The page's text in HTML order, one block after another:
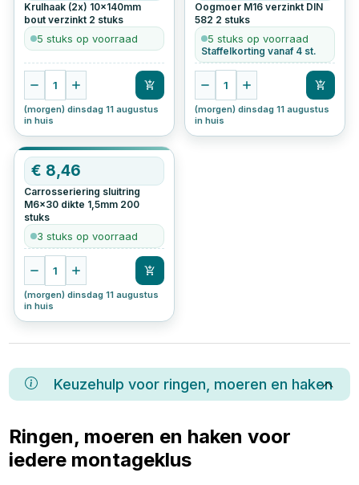
Krulhaak (2x) 10x140mm
bout verzinkt 2 stuks
5 stuks op voorraad
1
(morgen) dinsdag 11 augustus
in huis
Oogmoer M16 verzinkt DIN
582 2 stuks
5 stuks op voorraad
Staffelkorting vanaf 4 st.
1
(morgen) dinsdag 11 augustus
in huis
€ 8,46
Carrosseriering sluitring
M6x30 dikte 1,5mm 200
stuks
3 stuks op voorraad
1
(morgen) dinsdag 11 augustus
in huis
Keuzehulp voor ringen, moeren en haken
Ringen, moeren en haken voor
iedere montageklus